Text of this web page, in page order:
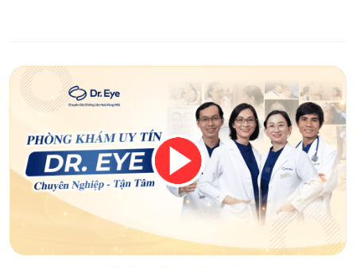
hài hòa của gương mặt.
Mí mắt bị sụp có thể do một số nguyên nhân
Sụp mí bẩm sinh:Một số trường hợp bị sụp
mí bẩm sinh do mắc hội chứng chít hẹp mi
hoặc cơ nâng mí có vấn đề bất thường.
Sụp mí mắt có thể do một